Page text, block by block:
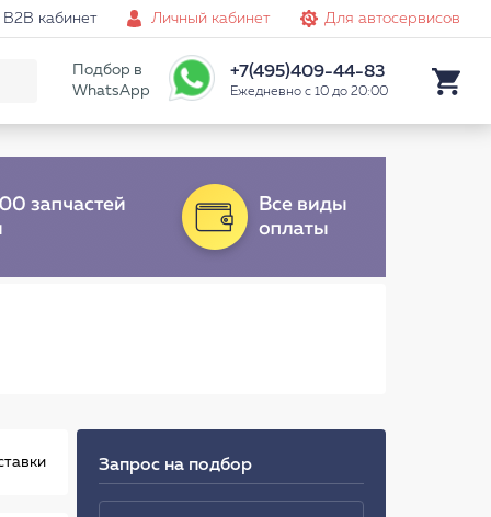
B2B кабинет Личный кабинет Для автосервисов
Подбор в
WhatsApp
+7(495)409-44-83
Ежедневно с 10 до 20:00
Запрос на подбор